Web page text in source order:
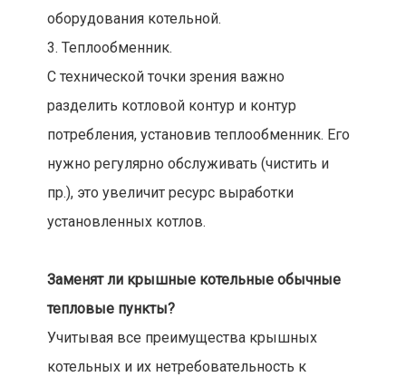
оборудования котельной.
3. Теплообменник.
С технической точки зрения важно
разделить котловой контур и контур
потребления, установив теплообменник. Его
нужно регулярно обслуживать (чистить и
пр.), это увеличит ресурс выработки
установленных котлов.
Заменят ли крышные котельные обычные
тепловые пункты?
Учитывая все преимущества крышных
котельных и их нетребовательность к